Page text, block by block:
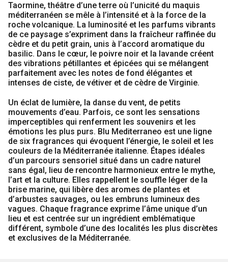
BLU
MEDITERRANEO
CEDRO
DI
TAORMINA
EAU
DE
TOILETTE
75ml
Taormine, théâtre d’une terre où l’unicité du maquis
méditerranéen se mêle à l’intensité et à la force de la
roche volcanique. La luminosité et les parfums vibrants
de ce paysage s’expriment dans la fraîcheur raffinée du
cèdre et du petit grain, unis à l’accord aromatique du
basilic. Dans le cœur, le poivre noir et la lavande créent
des vibrations pétillantes et épicées qui se mélangent
parfaitement avec les notes de fond élégantes et
intenses de ciste, de vétiver et de cèdre de Virginie.
Un éclat de lumière, la danse du vent, de petits
mouvements d’eau. Parfois, ce sont les sensations
imperceptibles qui renferment les souvenirs et les
émotions les plus purs. Blu Mediterraneo est une ligne
de six fragrances qui évoquent l’énergie, le soleil et les
couleurs de la Méditerranée italienne. Étapes idéales
d’un parcours sensoriel situé dans un cadre naturel
sans égal, lieu de rencontre harmonieux entre le mythe,
l’art et la culture. Elles rappellent le souffle léger de la
brise marine, qui libère des aromes de plantes et
d’arbustes sauvages, ou les embruns lumineux des
vagues. Chaque fragrance exprime l’âme unique d’un
lieu et est centrée sur un ingrédient emblématique
différent, symbole d’une des localités les plus discrètes
et exclusives de la Méditerranée.